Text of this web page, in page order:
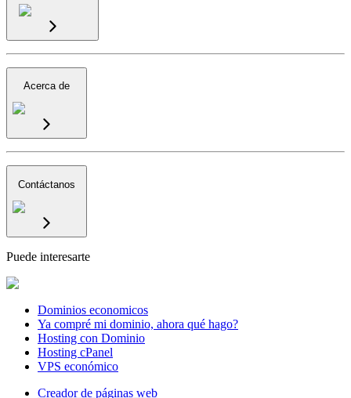
Acerca de
Contáctanos
Puede interesarte
Dominios economicos
Ya compré mi dominio, ahora qué hago?
Hosting con Dominio
Hosting cPanel
VPS económico
Creador de páginas web